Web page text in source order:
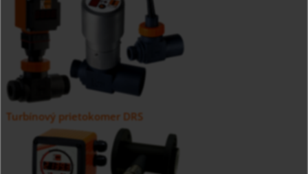
Turbínový prietokomer DRS